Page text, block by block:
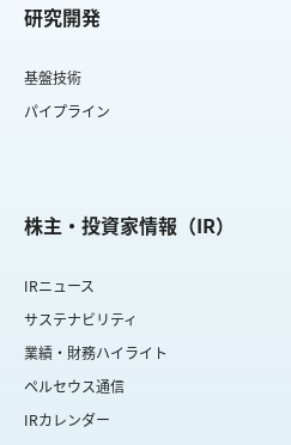
研究開発
基盤技術
パイプライン
株主・投資家情報（IR）
IRニュース
サステナビリティ
業績・財務ハイライト
ペルセウス通信
IRカレンダー